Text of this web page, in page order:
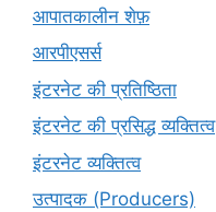
आपातकालीन शेफ़
आरपीएसर्स
इंटरनेट की प्रतिष्ठिता
इंटरनेट की प्रसिद्ध व्यक्तित्व
इंटरनेट व्यक्तित्व
उत्पादक (Producers)